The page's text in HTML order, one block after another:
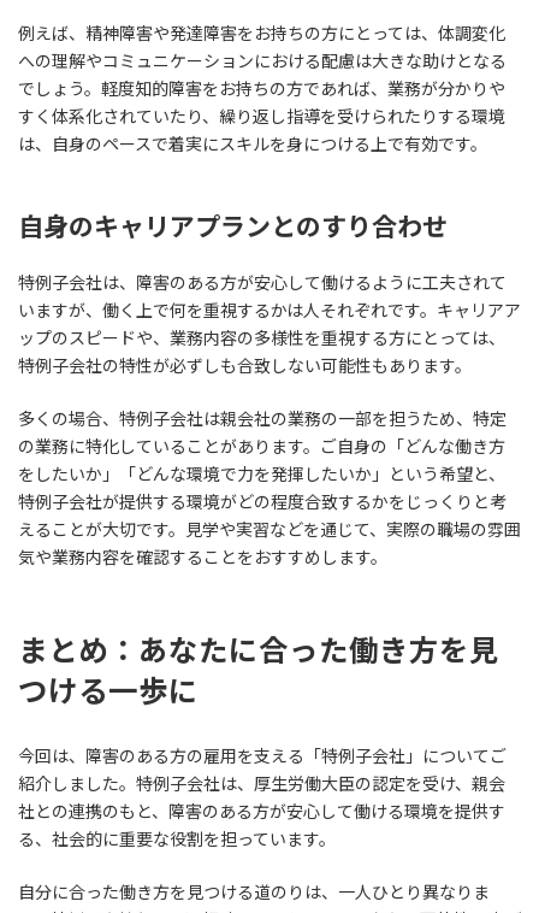
例えば、精神障害や発達障害をお持ちの方にとっては、体調変化
への理解やコミュニケーションにおける配慮は大きな助けとなる
でしょう。軽度知的障害をお持ちの方であれば、業務が分かりや
すく体系化されていたり、繰り返し指導を受けられたりする環境
は、自身のペースで着実にスキルを身につける上で有効です。
自身のキャリアプランとのすり合わせ
特例子会社は、障害のある方が安心して働けるように工夫されて
いますが、働く上で何を重視するかは人それぞれです。キャリアア
ップのスピードや、業務内容の多様性を重視する方にとっては、
特例子会社の特性が必ずしも合致しない可能性もあります。
多くの場合、特例子会社は親会社の業務の一部を担うため、特定
の業務に特化していることがあります。ご自身の「どんな働き方
をしたいか」「どんな環境で力を発揮したいか」という希望と、
特例子会社が提供する環境がどの程度合致するかをじっくりと考
えることが大切です。見学や実習などを通じて、実際の職場の雰囲
気や業務内容を確認することをおすすめします。
まとめ：あなたに合った働き方を見
つける一歩に
今回は、障害のある方の雇用を支える「特例子会社」についてご
紹介しました。特例子会社は、厚生労働大臣の認定を受け、親会
社との連携のもと、障害のある方が安心して働ける環境を提供す
る、社会的に重要な役割を担っています。
自分に合った働き方を見つける道のりは、一人ひとり異なりま